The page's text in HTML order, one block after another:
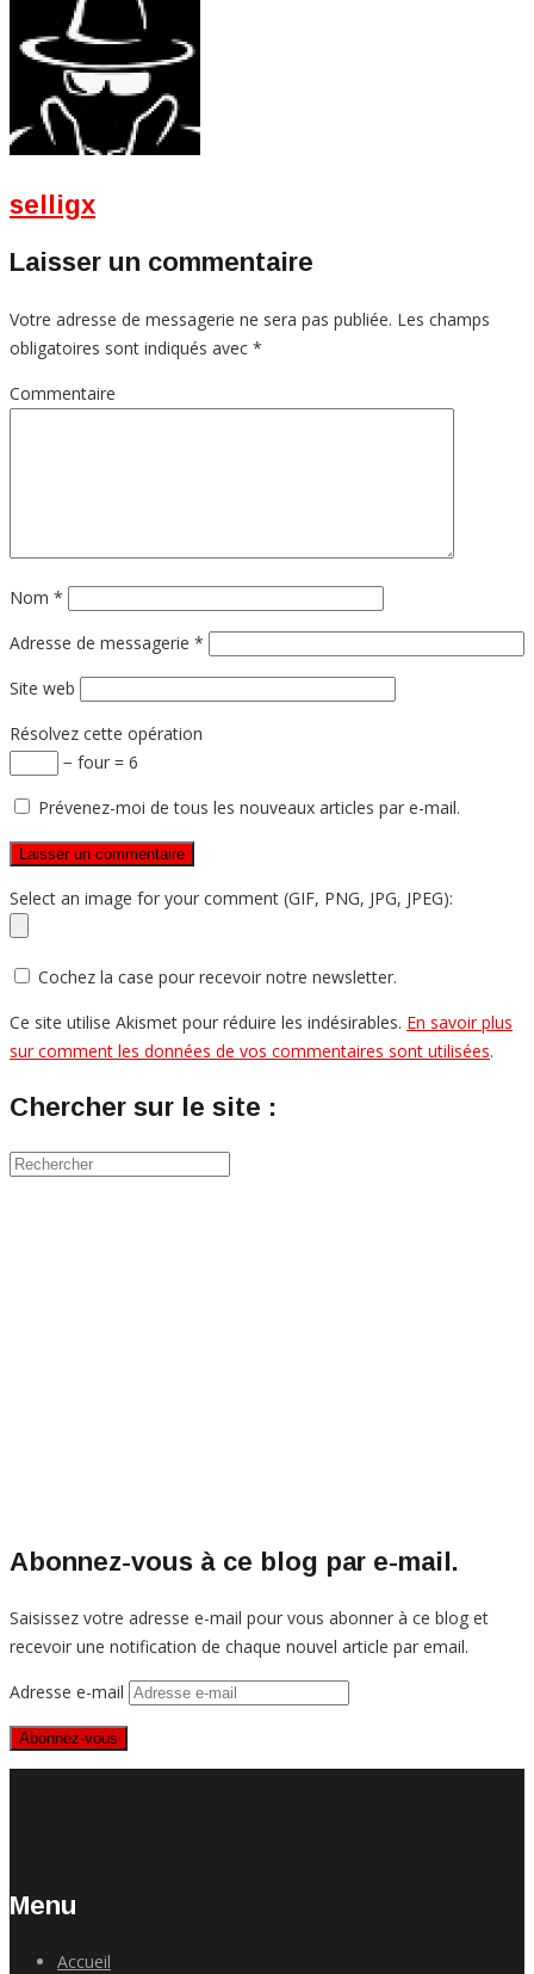
selligx
Laisser un commentaire
Votre adresse de messagerie ne sera pas publiée. Les champs
obligatoires sont indiqués avec *
Commentaire
Nom *
Adresse de messagerie *
Site web
Résolvez cette opération
− four = 6
Prévenez-moi de tous les nouveaux articles par e-mail.
Select an image for your comment (GIF, PNG, JPG, JPEG):
Cochez la case pour recevoir notre newsletter.
Ce site utilise Akismet pour réduire les indésirables. En savoir plus
sur comment les données de vos commentaires sont utilisées.
Chercher sur le site :
Abonnez-vous à ce blog par e-mail.
Saisissez votre adresse e-mail pour vous abonner à ce blog et
recevoir une notification de chaque nouvel article par email.
Adresse e-mail
Abonnez-vous
Menu
Accueil